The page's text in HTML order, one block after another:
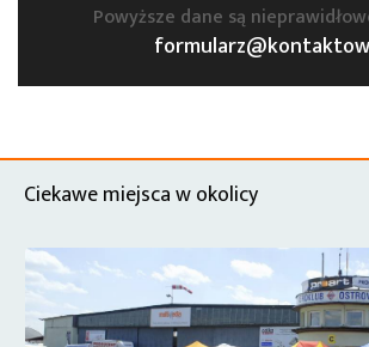
Powyższe dane są
Ciekawe miejsca w okolicy